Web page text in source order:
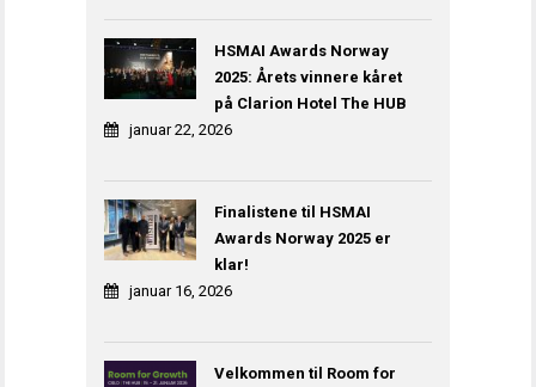
HSMAI Awards Norway
2025: Årets vinnere kåret
på Clarion Hotel The HUB
januar 22, 2026
Finalistene til HSMAI
Awards Norway 2025 er
klar!
januar 16, 2026
Velkommen til Room for